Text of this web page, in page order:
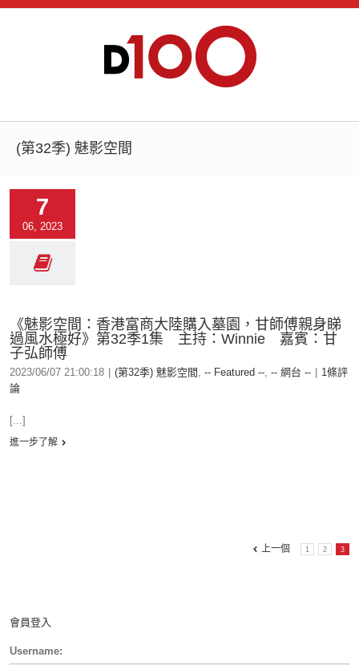
(第32季) 魅影空間
7
06, 2023
《魅影空間：香港富商大陸購入墓園，甘師傅親身睇
過風水極好》第32季1集 主持：Winnie 嘉賓：甘
子弘師傅
2023/06/07 21:00:18 (第32季) 魅影空間 , -- Featured --, -- 網台 --
1條評
論
[...]
進一步了解
上一個 1 2 3
會員登入
Username: